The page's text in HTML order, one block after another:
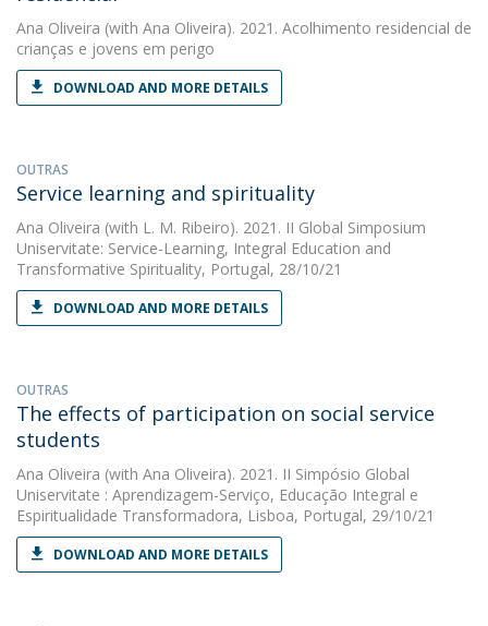
Ana Oliveira (with Ana Oliveira). 2021. Acolhimento residencial de
crianças e jovens em perigo
DOWNLOAD AND MORE DETAILS
OUTRAS
Service learning and spirituality
Ana Oliveira (with L. M. Ribeiro). 2021. II Global Simposium
Uniservitate: Service-Learning, Integral Education and
Transformative Spirituality, Portugal, 28/10/21
DOWNLOAD AND MORE DETAILS
OUTRAS
The effects of participation on social service
students
Ana Oliveira (with Ana Oliveira). 2021. II Simpósio Global
Uniservitate : Aprendizagem-Serviço, Educação Integral e
Espiritualidade Transformadora, Lisboa, Portugal, 29/10/21
DOWNLOAD AND MORE DETAILS